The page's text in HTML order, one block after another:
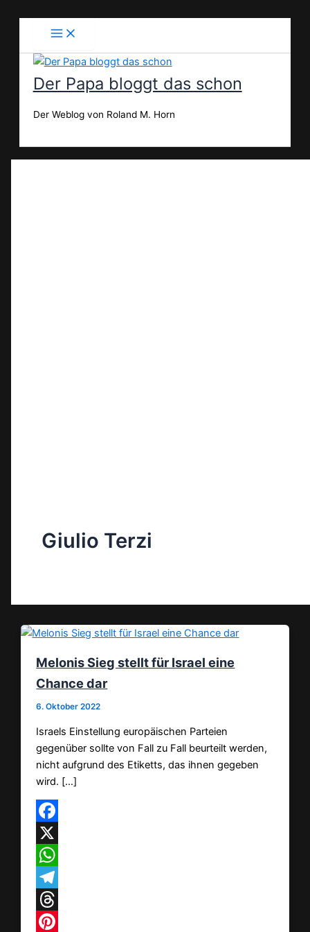
Der Papa bloggt das schon
Der Weblog von Roland M. Horn
Giulio Terzi
Melonis Sieg stellt für Israel eine
Chance dar
6. Oktober 2022
Israels Einstellung europäischen Parteien
gegenüber sollte von Fall zu Fall beurteilt werden,
nicht aufgrund des Etiketts, das ihnen gegeben
wird. […]
Facebook
X
WhatsApp
Telegram
Threads